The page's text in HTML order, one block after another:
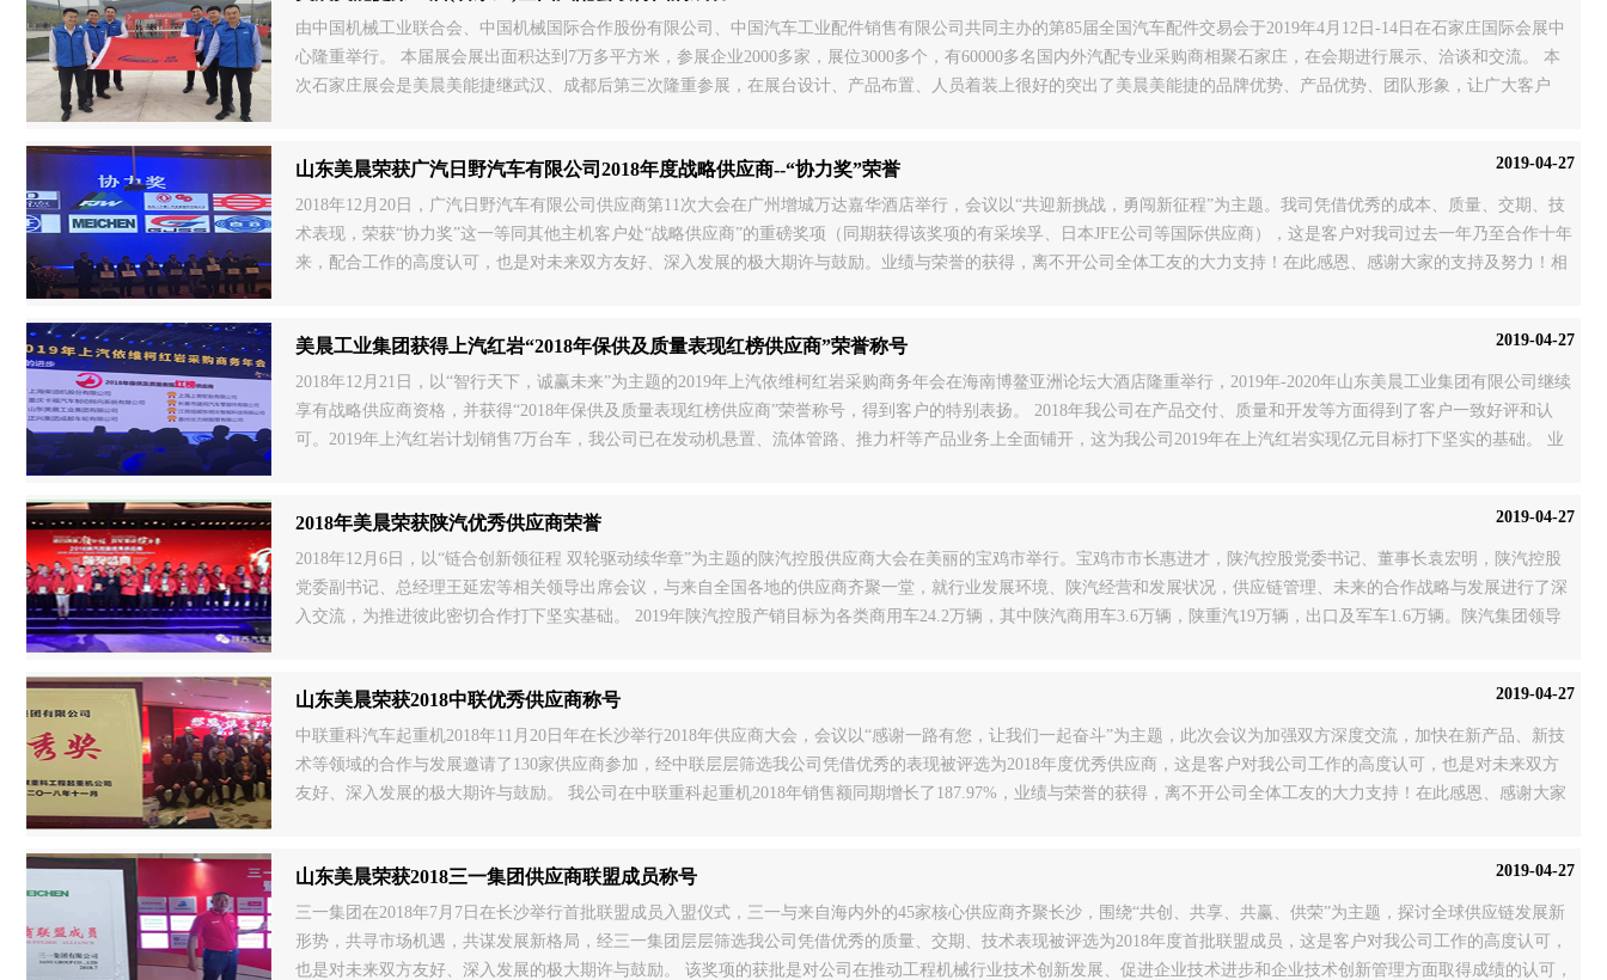
由中国机械工业联合会、中国机械国际合作股份有限公司、中国汽车工业配件销售有限公司共同主办的第85届全国汽车配件交易会于2019年4月12日-14日在石家庄国际会展中
心隆重举行。 本届展会展出面积达到7万多平方米，参展企业2000多家，展位3000多个，有60000多名国内外汽配专业采购商相聚石家庄，在会期进行展示、洽谈和交流。 本
次石家庄展会是美晨美能捷继武汉、成都后第三次隆重参展，在展台设计、产品布置、人员着装上很好的突出了美晨美能捷的品牌优势、产品优势、团队形象，让广大客户
山东美晨荣获广汽日野汽车有限公司2018年度战略供应商--“协力奖”荣誉 2019-04-27
2018年12月20日，广汽日野汽车有限公司供应商第11次大会在广州增城万达嘉华酒店举行，会议以“共迎新挑战，勇闯新征程”为主题。我司凭借优秀的成本、质量、交期、技
术表现，荣获“协力奖”这一等同其他主机客户处“战略供应商”的重磅奖项（同期获得该奖项的有采埃孚、日本JFE公司等国际供应商），这是客户对我司过去一年乃至合作十年
来，配合工作的高度认可，也是对未来双方友好、深入发展的极大期许与鼓励。业绩与荣誉的获得，离不开公司全体工友的大力支持！在此感恩、感谢大家的支持及努力！相
美晨工业集团获得上汽红岩“2018年保供及质量表现红榜供应商”荣誉称号 2019-04-27
2018年12月21日，以“智行天下，诚赢未来”为主题的2019年上汽依维柯红岩采购商务年会在海南博鳌亚洲论坛大酒店隆重举行，2019年-2020年山东美晨工业集团有限公司继续
享有战略供应商资格，并获得“2018年保供及质量表现红榜供应商”荣誉称号，得到客户的特别表扬。 2018年我公司在产品交付、质量和开发等方面得到了客户一致好评和认
可。2019年上汽红岩计划销售7万台车，我公司已在发动机悬置、流体管路、推力杆等产品业务上全面铺开，这为我公司2019年在上汽红岩实现亿元目标打下坚实的基础。 业
2018年美晨荣获陕汽优秀供应商荣誉 2019-04-27
2018年12月6日，以“链合创新领征程 双轮驱动续华章”为主题的陕汽控股供应商大会在美丽的宝鸡市举行。宝鸡市市长惠进才，陕汽控股党委书记、董事长袁宏明，陕汽控股
党委副书记、总经理王延宏等相关领导出席会议，与来自全国各地的供应商齐聚一堂，就行业发展环境、陕汽经营和发展状况，供应链管理、未来的合作战略与发展进行了深
入交流，为推进彼此密切合作打下坚实基础。 2019年陕汽控股产销目标为各类商用车24.2万辆，其中陕汽商用车3.6万辆，陕重汽19万辆，出口及军车1.6万辆。陕汽集团领导
山东美晨荣获2018中联优秀供应商称号 2019-04-27
中联重科汽车起重机2018年11月20日年在长沙举行2018年供应商大会，会议以“感谢一路有您，让我们一起奋斗”为主题，此次会议为加强双方深度交流，加快在新产品、新技
术等领域的合作与发展邀请了130家供应商参加，经中联层层筛选我公司凭借优秀的表现被评选为2018年度优秀供应商，这是客户对我公司工作的高度认可，也是对未来双方
友好、深入发展的极大期许与鼓励。 我公司在中联重科起重机2018年销售额同期增长了187.97%，业绩与荣誉的获得，离不开公司全体工友的大力支持！在此感恩、感谢大家
山东美晨荣获2018三一集团供应商联盟成员称号 2019-04-27
三一集团在2018年7月7日在长沙举行首批联盟成员入盟仪式，三一与来自海内外的45家核心供应商齐聚长沙，围绕“共创、共享、共赢、供荣”为主题，探讨全球供应链发展新
形势，共寻市场机遇，共谋发展新格局，经三一集团层层筛选我公司凭借优秀的质量、交期、技术表现被评选为2018年度首批联盟成员，这是客户对我公司工作的高度认可，
也是对未来双方友好、深入发展的极大期许与鼓励。 该奖项的获批是对公司在推动工程机械行业技术创新发展、促进企业技术进步和企业技术创新管理方面取得成绩的认可，